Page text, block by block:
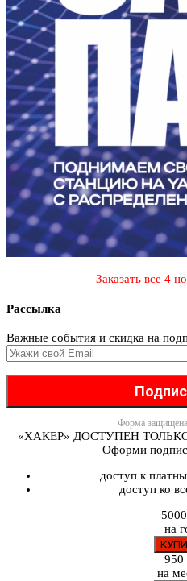
Заказать все 4
Рассылка
Важные события и скидка на
Форма защищена
«ХАКЕР» ДОСТУПЕН
Оформи
доступ к
доступ ко
на
950
на